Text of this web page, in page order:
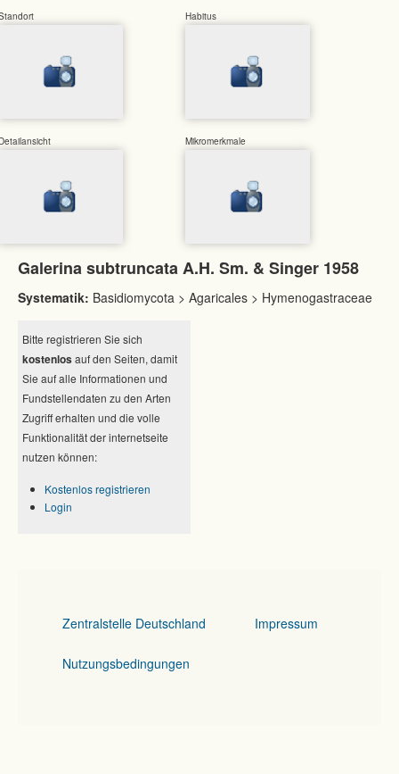
Habitus
Mikromerkmale
Galerina subtruncata A.H. Sm. & Singer 1958
Systematik: Basidiomycota > Agaricales > Hymenogastraceae
Bitte registrieren Sie sich
kostenlos auf den Seiten, damit
Sie auf alle Informationen und
Fundstellendaten zu den Arten
Zugriff erhalten und die volle
Funktionalität der internetseite
nutzen können:
Kostenlos registrieren
Login
Zentralstelle Deutschland Impressum
Nutzungsbedingungen